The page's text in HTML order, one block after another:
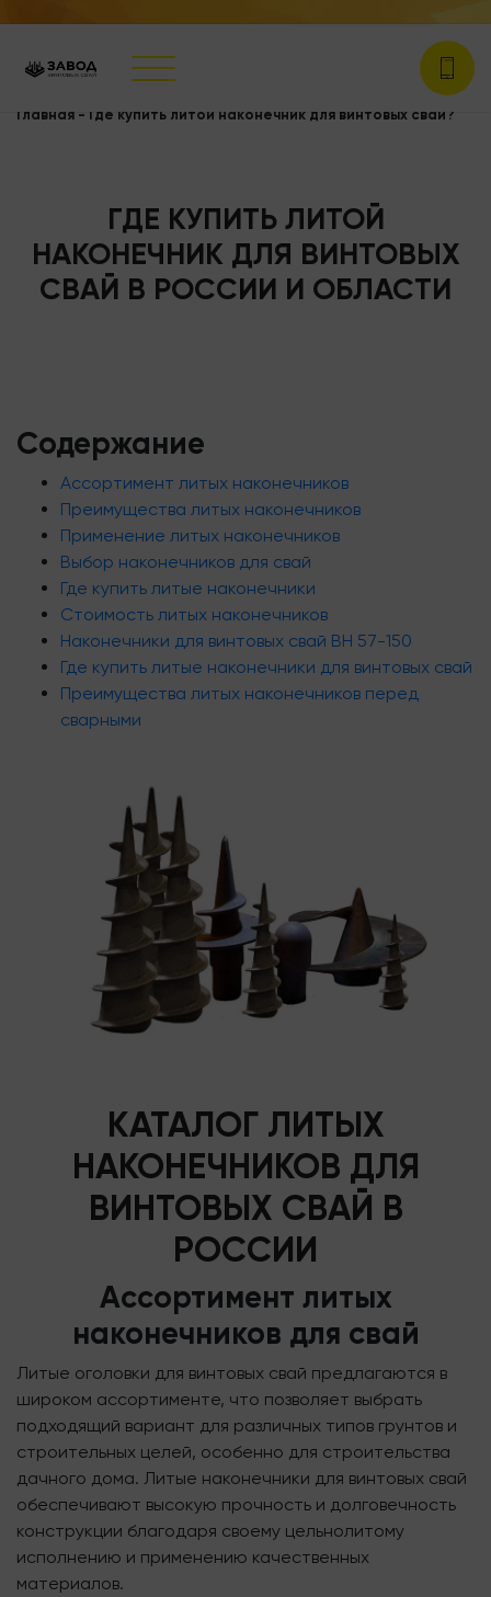
Главная - Где купить литой наконечник для винтовых свай?
ГДЕ КУПИТЬ ЛИТОЙ
НАКОНЕЧНИК ДЛЯ ВИНТОВЫХ
СВАЙ В РОССИИ И ОБЛАСТИ
Содержание
Ассортимент литых наконечников
Преимущества литых наконечников
Применение литых наконечников
Выбор наконечников для свай
Где купить литые наконечники
Стоимость литых наконечников
Наконечники для винтовых свай ВН 57-150
Где купить литые наконечники для винтовых свай
Преимущества литых наконечников перед
сварными
КАТАЛОГ ЛИТЫХ
НАКОНЕЧНИКОВ ДЛЯ
ВИНТОВЫХ СВАЙ В
РОССИИ
Ассортимент литых
наконечников для свай
Литые оголовки для винтовых свай предлагаются в
широком ассортименте, что позволяет выбрать
подходящий вариант для различных типов грунтов и
строительных целей, особенно для строительства
дачного дома. Литые наконечники для винтовых свай
обеспечивают высокую прочность и долговечность
конструкции благодаря своему цельнолитому
исполнению и применению качественных
материалов.